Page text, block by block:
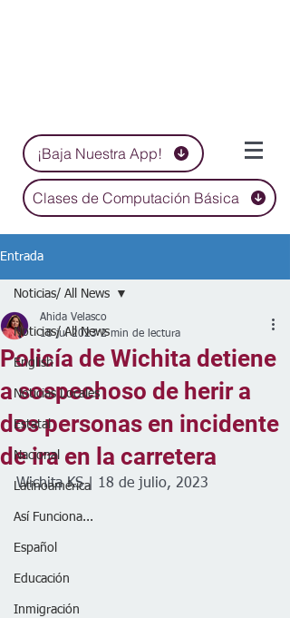
¡Baja Nuestra App!
Clases de Computación Básica
Entrada
Noticias/ All News
English
Noticias Locales
Estatal
Nacional
Latinoamérica
Así Funciona...
Español
Educación
Inmigración
Noticias/ All News
Policía de Wichita detiene
a sospechoso de herir a
dos personas en incidente
de ira en la carretera
Ahida Velasco
18 jul 2023 2 min de lectura
Wichita KS | 18 de julio, 2023